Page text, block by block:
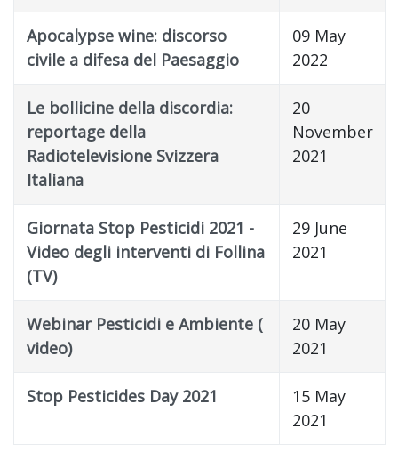
Apocalypse wine: discorso
civile a difesa del Paesaggio
09 May
2022
Le bollicine della discordia:
reportage della
Radiotelevisione Svizzera
Italiana
20
November
2021
Giornata Stop Pesticidi 2021 -
Video degli interventi di Follina
(TV)
29 June
2021
Webinar Pesticidi e Ambiente (
video)
20 May
2021
Stop Pesticides Day 2021
15 May
2021